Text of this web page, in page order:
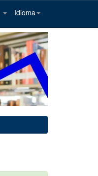
Idioma